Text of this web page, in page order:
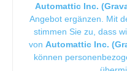
Automattic Inc.
Angebot ergänzen. Mit
stimmen Sie zu, dass
von Automattic Inc.
können